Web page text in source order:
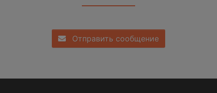
Отправить сообщение